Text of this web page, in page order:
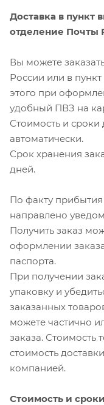
Доставка в пункт
отделение Почты
Вы можете
России или в
этого при
удобный ПВЗ на
Стоимость и сроки
автоматически.
Срок хранения
дней.
По факту
направлено
Получить заказ
оформлении
паспорта.
При получении
упаковку и
заказанных
можете частично
заказа. Стоимость
стоимость
компанией.
Стоимость и